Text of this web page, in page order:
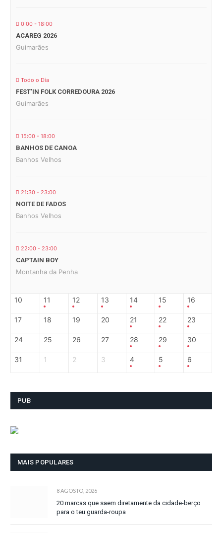
0:00 - 18:00
ACAREG 2026
Guimarães
Todo o Dia
FEST’IN FOLK CORREDOURA 2026
Guimarães
15:00 - 18:00
BANHOS DE CANOA
Banhos Velhos
21:30 - 23:00
NOITE DE FADOS
Banhos Velhos
22:00 - 23:00
CAPTAIN BOY
Montanha da Penha
10 11 12 13 14 15 16
17 18 19 20 21 22 23
24 25 26 27 28 29 30
31 1 2 3 4 5 6
PUB
MAIS POPULARES
8 AGOSTO, 2026
20 marcas que saem diretamente da cidade-berço
para o teu guarda-roupa